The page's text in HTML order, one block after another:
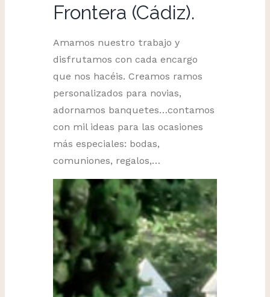
Frontera (Cádiz).
Amamos nuestro trabajo y
disfrutamos con cada encargo
que nos hacéis. Creamos ramos
personalizados para novias,
adornamos banquetes…contamos
con mil ideas para las ocasiones
más especiales: bodas,
comuniones, regalos,…